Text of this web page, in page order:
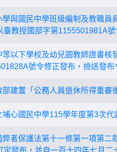
學與國民中學班級編制及教職
臺教授國部字第1155501981A
等以下學校及幼兒園教師證書
號令修正發布，檢送發
部建置「公務人員退休所得重審
埔心國民中學115學年度第3次
弊者保護法第十一條第一項第
定發布，並自一百十四年七月二